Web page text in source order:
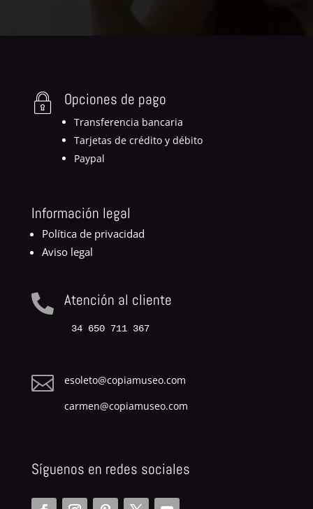
Opciones de pago
Transferencia bancaria
Tarjetas de crédito y débito
Paypal
Información legal
Política de privacidad
Aviso legal
 Atención al cliente
34 650 711 367

esoleto@copiamuseo.com
carmen@copiamuseo.com
Síguenos en redes sociales